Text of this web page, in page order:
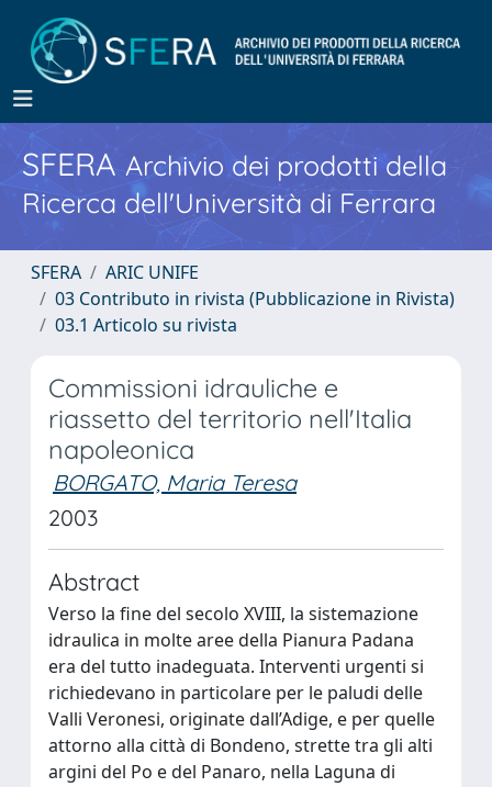
SFERA Archivio dei prodotti della
Ricerca dell'Università di Ferrara
SFERA
ARIC UNIFE
03 Contributo in rivista (Pubblicazione in Rivista)
03.1 Articolo su rivista
Commissioni idrauliche e
riassetto del territorio nell'Italia
napoleonica
BORGATO, Maria Teresa
2003
Abstract
Verso la fine del secolo XVIII, la sistemazione
idraulica in molte aree della Pianura Padana
era del tutto inadeguata. Interventi urgenti si
richiedevano in particolare per le paludi delle
Valli Veronesi, originate dall’Adige, e per quelle
attorno alla città di Bondeno, strette tra gli alti
argini del Po e del Panaro, nella Laguna di